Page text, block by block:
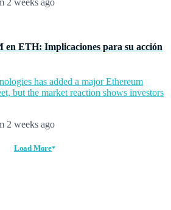
en ETH: Implicaciones para su acción
has added a major Ethereum
but the market reaction shows investors
2 weeks ago
Load More